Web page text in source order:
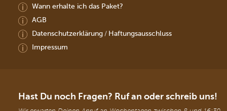
Wann erhalte ich das Paket?
AGB
Datenschutzerklärung/ Haftungsausschluss
Impressum
Hast Du noch Fragen? Ruf an oder schreib uns!